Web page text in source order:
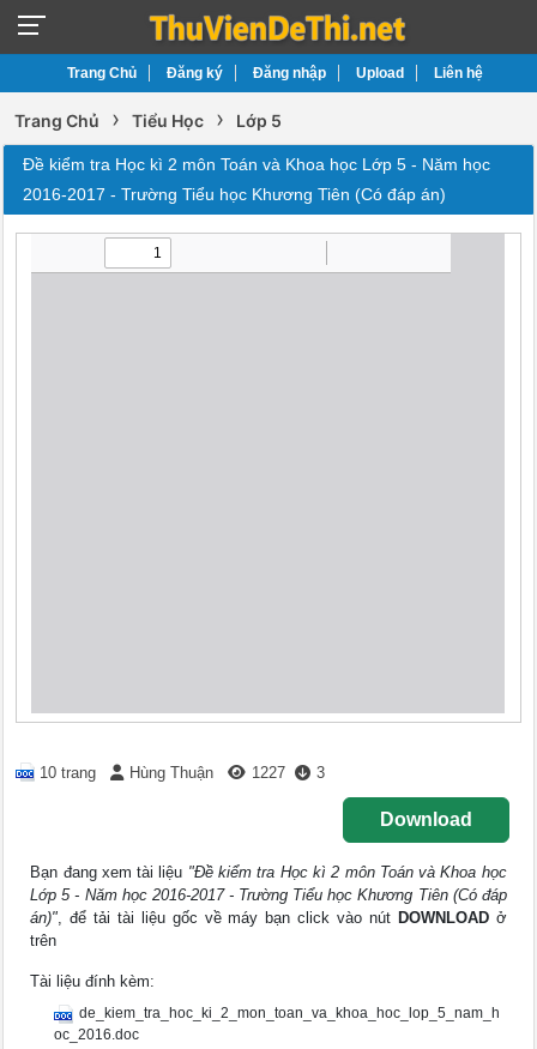
Trang Chủ Đăng ký Đăng nhập Upload Liên hệ
Trang Chủ › Tiểu Học › Lớp 5
Đề kiểm tra Học kì 2 môn Toán và Khoa học Lớp 5 - Năm học
2016-2017 - Trường Tiểu học Khương Tiên (Có đáp án)
10 trang Hùng Thuận 1227 3
Download
Bạn đang xem tài liệu "Đề kiểm tra Học kì 2 môn Toán và Khoa học
Lớp 5 - Năm học 2016-2017 - Trường Tiểu học Khương Tiên (Có đáp
án)", để tải tài liệu gốc về máy bạn click vào nút DOWNLOADở
trên
Tài liệu đính kèm:
de_kiem_tra_hoc_ki_2_mon_toan_va_khoa_hoc_lop_5_nam_h
oc_2016.doc